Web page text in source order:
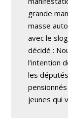
grande
masse
avec le
décidé :
l’intention
les
jeunes qui